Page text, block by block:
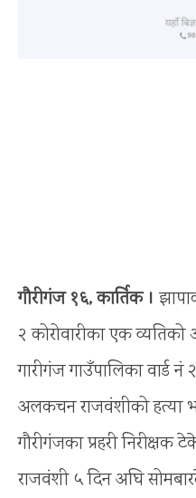
गौरीगंज १६, कार्तिक ।
२ कोरोवारीका एक
गा‌रीगंज गाउँपालिका वार्ड नं
अलकचन राजवंशीको हत्या
गौरीगंजका प्रहरी निरीक्षक
राजवंशी ५ दिन अघि